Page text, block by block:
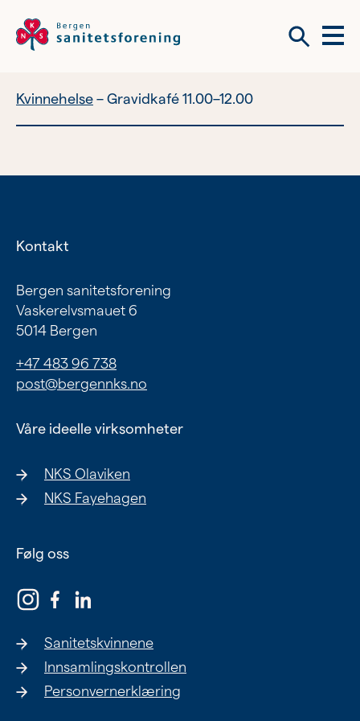
Meny
Vil du bli frivillig? Om tilbudene våre
Nyhetsbrev
Om tilbudene våre
Kvinnehelse
Ung
Om oss
Siste nytt
Kvinnehelse Gravidkafé 11.00–12.00
Kontakt
Bergen sanitetsforening
Vaskerelvsmauet 6
5014 Bergen
+47 483 96 738
post@bergennks.no
Våre ideelle virksomheter
NKS Olaviken
NKS Fayehagen
Følg oss
Sanitetskvinnene
Innsamlingskontrollen
Personvernerklæring